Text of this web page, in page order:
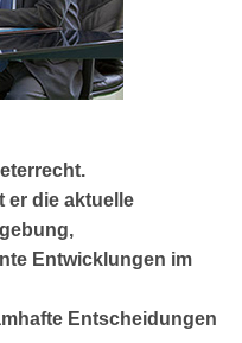
er die aktuelle
Entwicklungen im
Entscheidungen